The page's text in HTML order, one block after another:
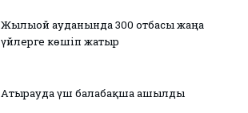
Жылыой ауданында 300 отбасы жаңа
үйлерге көшіп жатыр
Атырауда үш балабақша ашылды